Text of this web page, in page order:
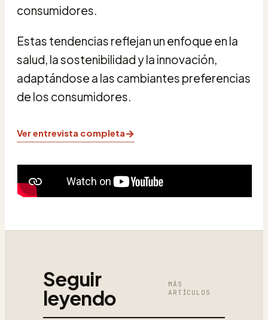
consumidores.
Estas tendencias reflejan un enfoque en la
salud, la sostenibilidad y la innovación,
adaptándose a las cambiantes preferencias
de los consumidores.
Ver entrevista completa→
Seguir
leyendo
MÁS
ARTÍCULOS